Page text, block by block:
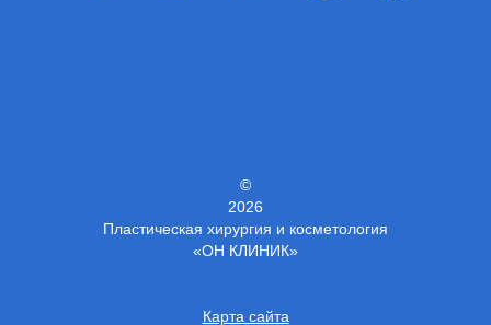
©
2026
Пластическая хирургия и косметология
«ОН КЛИНИК»
Карта сайта